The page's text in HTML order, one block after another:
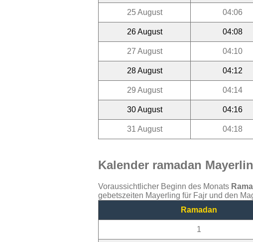
25 August 04:06
26 August 04:08
27 August 04:10
28 August 04:12
29 August 04:14
30 August 04:16
31 August 04:18
Kalender ramadan
Voraussichtlicher Beginn des Monats
gebetszeiten Mayerling für Fajr und den
Ramadan
1